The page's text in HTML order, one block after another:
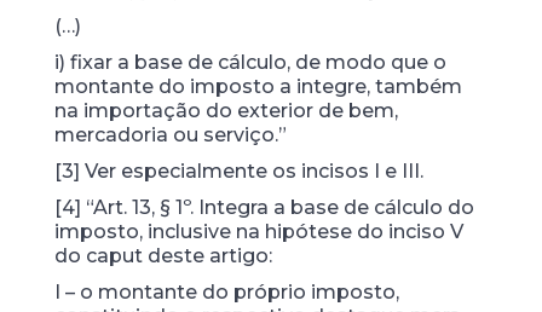
(…)
i) fixar a base de cálculo, de modo que o
montante do imposto a integre, também
na importação do exterior de bem,
mercadoria ou serviço.”
[3] Ver especialmente os incisos I e III.
[4] “Art. 13, § 1º. Integra a base de cálculo do
imposto, inclusive na hipótese do inciso V
do caput deste artigo:
I – o montante do próprio imposto,